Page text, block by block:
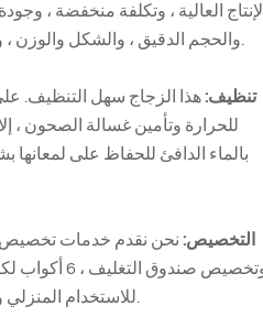
الإنتاج العالية ، وتكلفة منخفضة ،
تنظيف:هذا الزجاج سهل التنظيف.
للحرارة وتأمين غسالة الصحون ،
بالماء الدافئ للحفاظ على
التخصيص: نحن نقدم خدمات
وتخصيص صندوق